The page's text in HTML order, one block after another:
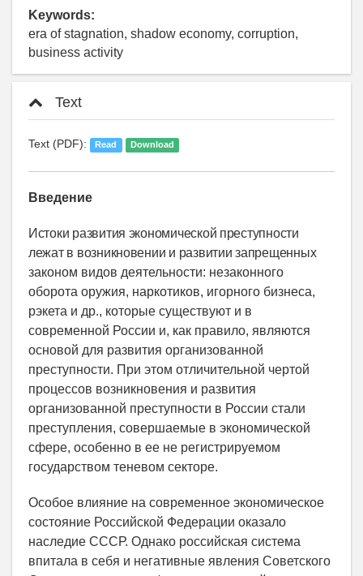
Keywords:
era of stagnation, shadow economy, corruption,
business activity
Text
Text (PDF): Read Download
Введение
Истоки развития экономической преступности
лежат в возникновении и развитии запрещенных
законом видов деятельности: незаконного
оборота оружия, наркотиков, игорного бизнеса,
рэкета и др., которые существуют и в
современной России и, как правило, являются
основой для развития организованной
преступности. При этом отличительной чертой
процессов возникновения и развития
организованной преступности в России стали
преступления, совершаемые в экономической
сфере, особенно в ее не регистрируемом
государством теневом секторе.
Особое влияние на современное экономическое
состояние Российской Федерации оказало
наследие СССР. Однако российская система
впитала в себя и негативные явления Советского